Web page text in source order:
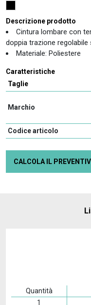
Descrizione prodotto
Cintura lombare con
doppia trazione
Materiale: Poliestere
Caratteristiche
Taglie
Marchio
Codice articolo
CALCOLA IL
Quantità
1